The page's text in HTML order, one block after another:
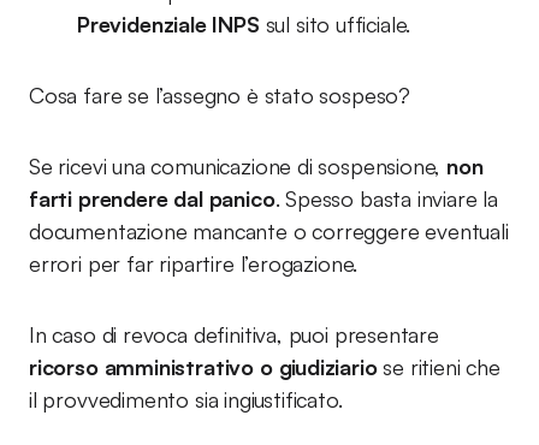
Previdenziale INPS sul sito ufficiale.
Cosa fare se l’assegno è stato sospeso?
Se ricevi una comunicazione di sospensione, non
farti prendere dal panico. Spesso basta inviare la
documentazione mancante o correggere eventuali
errori per far ripartire l’erogazione.
In caso di revoca definitiva, puoi presentare
ricorso amministrativo o giudiziariose ritieni che
il provvedimento sia ingiustificato.